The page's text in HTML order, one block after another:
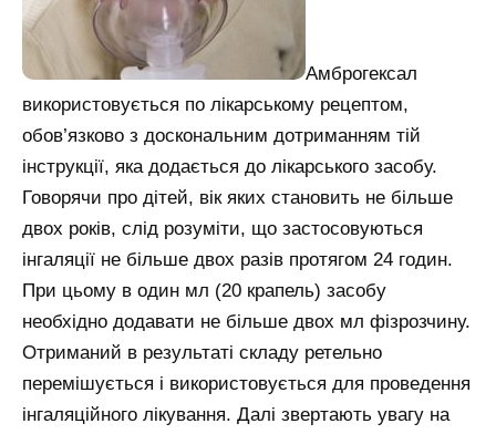
Амброгексал
використовується по лікарському рецептом,
обов’язково з доскональним дотриманням тій
інструкції, яка додається до лікарського засобу.
Говорячи про дітей, вік яких становить не більше
двох років, слід розуміти, що застосовуються
інгаляції не більше двох разів протягом 24 годин.
При цьому в один мл (20 крапель) засобу
необхідно додавати не більше двох мл фізрозчину.
Отриманий в результаті складу ретельно
перемішується і використовується для проведення
інгаляційного лікування. Далі звертають увагу на